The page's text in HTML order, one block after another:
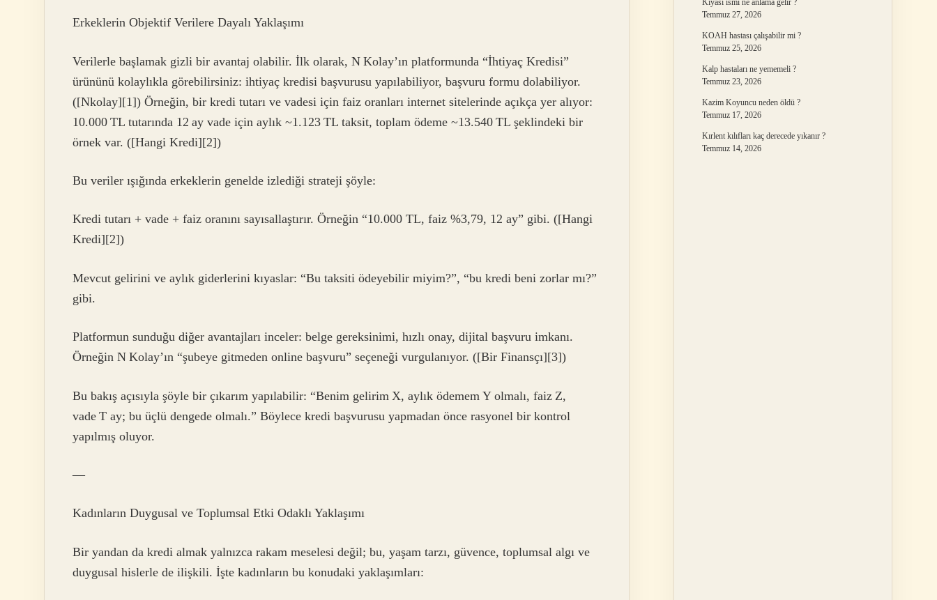
Erkeklerin Objektif Verilere Dayalı Yaklaşımı
Verilerle başlamak gizli bir avantaj olabilir. İlk olarak, N Kolay’ın platformunda “İhtiyaç Kredisi”
ürününü kolaylıkla görebilirsiniz: ihtiyaç kredisi başvurusu yapılabiliyor, başvuru formu dolabiliyor.
([Nkolay][1]) Örneğin, bir kredi tutarı ve vadesi için faiz oranları internet sitelerinde açıkça yer alıyor:
10.000 TL tutarında 12 ay vade için aylık ~1.123 TL taksit, toplam ödeme ~13.540 TL şeklindeki bir
örnek var. ([Hangi Kredi][2])
Bu veriler ışığında erkeklerin genelde izlediği strateji şöyle:
Kredi tutarı + vade + faiz oranını sayısallaştırır. Örneğin “10.000 TL, faiz %3,79, 12 ay” gibi. ([Hangi
Kredi][2])
Mevcut gelirini ve aylık giderlerini kıyaslar: “Bu taksiti ödeyebilir miyim?”, “bu kredi beni zorlar mı?”
gibi.
Platformun sunduğu diğer avantajları inceler: belge gereksinimi, hızlı onay, dijital başvuru imkanı.
Örneğin N Kolay’ın “şubeye gitmeden online başvuru” seçeneği vurgulanıyor. ([Bir Finansçı][3])
Bu bakış açısıyla şöyle bir çıkarım yapılabilir: “Benim gelirim X, aylık ödemem Y olmalı, faiz Z,
vade T ay; bu üçlü dengede olmalı.” Böylece kredi başvurusu yapmadan önce rasyonel bir kontrol
yapılmış oluyor.
—
Kadınların Duygusal ve Toplumsal Etki Odaklı Yaklaşımı
Bir yandan da kredi almak yalnızca rakam meselesi değil; bu, yaşam tarzı, güvence, toplumsal algı ve
duygusal hislerle de ilişkili. İşte kadınların bu konudaki yaklaşımları:
Kıyası ismi ne anlama gelir ?
Temmuz 27, 2026
KOAH hastası çalışabilir mi ?
Temmuz 25, 2026
Kalp hastaları ne yememeli ?
Temmuz 23, 2026
Kazim Koyuncu neden öldü ?
Temmuz 17, 2026
Kırlent kılıfları kaç derecede yıkanır ?
Temmuz 14, 2026